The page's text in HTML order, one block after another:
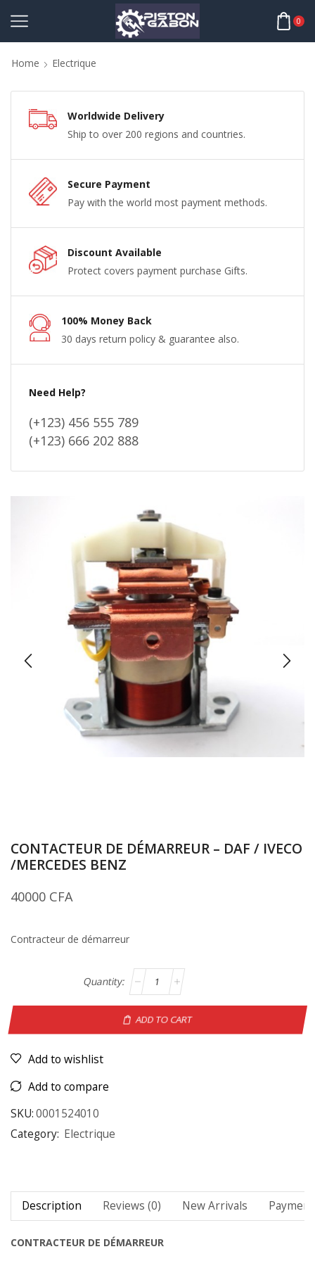
0
Home Electrique
Worldwide Delivery
Ship to over 200 regions and countries.
Secure Payment
Pay with the world most payment methods.
Discount Available
Protect covers payment purchase Gifts.
100% Money Back
30 days return policy & guarantee also.
Need Help?
(+123) 456 555 789
(+123) 666 202 888
CONTACTEUR DE DÉMARREUR – DAF / IVECO
/MERCEDES BENZ
40000 CFA
Contracteur de démarreur
ADD TO CART
Add to wishlist
Add to compare
SKU:0001524010
Category: Electrique
Description Reviews (0) New Arrivals
CONTRACTEUR DE DÉMARREUR